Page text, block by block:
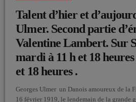
Talent d’hier et
Ulmer. Second partie
Valentine Lambert. Sur
mardi à 11 h et 18
et 18 heures .
Georges Ulmer un Danois amoureux de la
16 février 1919, le lendemain de la grande